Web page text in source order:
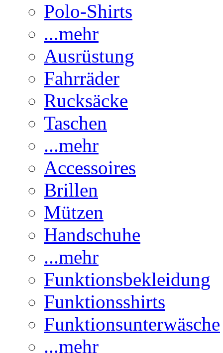
Polo-Shirts
...mehr
Ausrüstung
Fahrräder
Rucksäcke
Taschen
...mehr
Accessoires
Brillen
Mützen
Handschuhe
...mehr
Funktionsbekleidung
Funktionsshirts
Funktionsunterwäsche
...mehr